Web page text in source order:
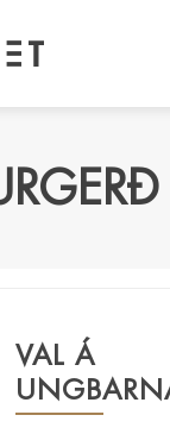
VAL Á